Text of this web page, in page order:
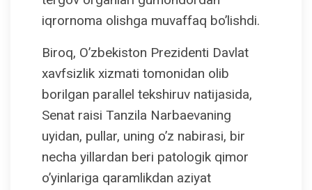
iqrornoma olishga muvaffaq bo’lishdi.
Biroq, O’zbekiston Prezidenti Davlat
xavfsizlik xizmati tomonidan olib
borilgan parallel tekshiruv natijasida,
Senat raisi Tanzila Narbaevaning
uyidan, pullar, uning o’z nabirasi, bir
necha yillardan beri patologik qimor
o’yinlariga qaramlikdan aziyat